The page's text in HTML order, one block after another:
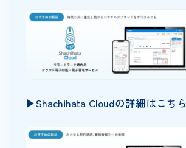
▶︎Shachihata Cloudの詳細はこちら